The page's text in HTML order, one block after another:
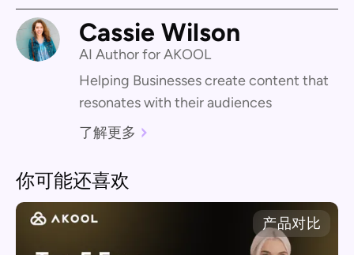
Cassie Wilson
AI Author for AKOOL
Helping Businesses create content that
resonates with their audiences
了解更多
你可能还喜欢
产品对比